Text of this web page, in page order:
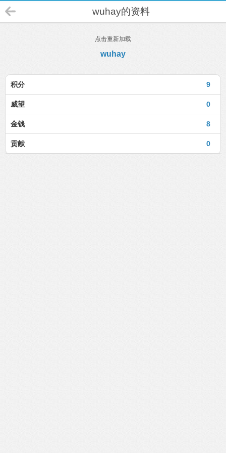
wuhay的资料
点击重新加载
wuhay
9
积分
0
威望
8
金钱
0
贡献